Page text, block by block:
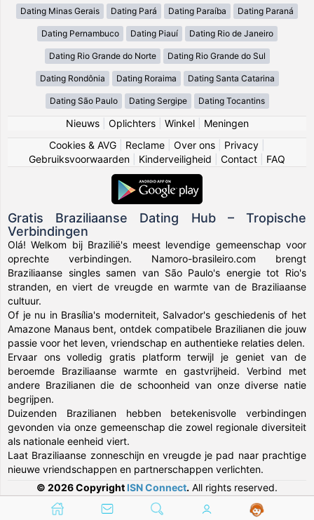
Dating Minas Gerais Dating Pará Dating Paraíba Dating Paraná
Dating Pernambuco Dating Piauí Dating Rio de Janeiro
Dating Rio Grande do Norte Dating Rio Grande do Sul
Dating Rondônia Dating Roraima Dating Santa Catarina
Dating São Paulo Dating Sergipe Dating Tocantins
Nieuws| Oplichters| Winkel| Meningen
Cookies & AVG
Reclame Over ons Privacy
Gebruiksvoorwaarden
Kinderveiligheid Contact FAQ
Gratis Braziliaanse Dating Hub – Tropische
Verbindingen
Olá! Welkom bij Brazilië's meest levendige gemeenschap voor
oprechte verbindingen. Namoro-brasileiro.com brengt
Braziliaanse singles samen van São Paulo's energie tot Rio's
stranden, en viert de vreugde en warmte van de Braziliaanse
cultuur.
Of je nu in Brasília's moderniteit, Salvador's geschiedenis of het
Amazone Manaus bent, ontdek compatibele Brazilianen die jouw
passie voor het leven, vriendschap en authentieke relaties delen.
Ervaar ons volledig gratis platform terwijl je geniet van de
beroemde Braziliaanse warmte en gastvrijheid. Verbind met
andere Brazilianen die de schoonheid van onze diverse natie
begrijpen.
Duizenden Brazilianen hebben betekenisvolle verbindingen
gevonden via onze gemeenschap die zowel regionale diversiteit
als nationale eenheid viert.
Laat Braziliaanse zonneschijn en vreugde je pad naar prachtige
nieuwe vriendschappen en partnerschappen verlichten.
© 2026 Copyright ISN Connect. All rights reserved.